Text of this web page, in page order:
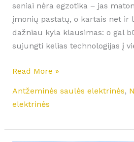
seniai nėra egzotika – jas
įmonių pastatų, o kartais net ir
dažniau kyla klausimas: o gal
sujungti kelias technologijas į
Read More »
Antžeminės saulės elektrinės,
elektrinės